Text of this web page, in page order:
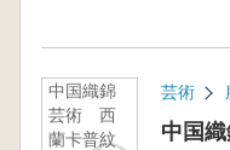
中国織錦
芸術 西
蘭卡普紋
芸術
中国